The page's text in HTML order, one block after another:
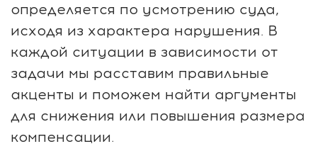
определяется по усмотрению суда,
исходя из характера нарушения. В
каждой ситуации в зависимости от
задачи мы расставим правильные
акценты и поможем найти аргументы
для снижения или повышения размера
компенсации.